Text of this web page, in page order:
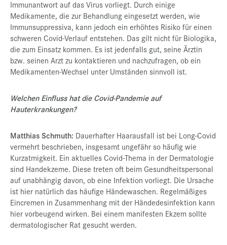
Immunantwort auf das Virus vorliegt. Durch einige
Medikamente, die zur Behandlung eingesetzt werden, wie
Immunsuppressiva, kann jedoch ein erhöhtes Risiko für einen
schweren Covid-Verlauf entstehen. Das gilt nicht für Biologika,
die zum Einsatz kommen. Es ist jedenfalls gut, seine Ärztin
bzw. seinen Arzt zu kontaktieren und nachzufragen, ob ein
Medikamenten-Wechsel unter Umständen sinnvoll ist.
Welchen Einfluss hat die Covid-Pandemie auf
Hauterkrankungen?
Matthias Schmuth: Dauerhafter Haarausfall ist bei Long-Covid
vermehrt beschrieben, insgesamt ungefähr so häufig wie
Kurzatmigkeit. Ein aktuelles Covid-Thema in der Dermatologie
sind Handekzeme. Diese treten oft beim Gesundheitspersonal
auf unabhängig davon, ob eine Infektion vorliegt. Die Ursache
ist hier natürlich das häufige Händewaschen. Regelmäßiges
Eincremen in Zusammenhang mit der Händedesinfektion kann
hier vorbeugend wirken. Bei einem manifesten Ekzem sollte
dermatologischer Rat gesucht werden.